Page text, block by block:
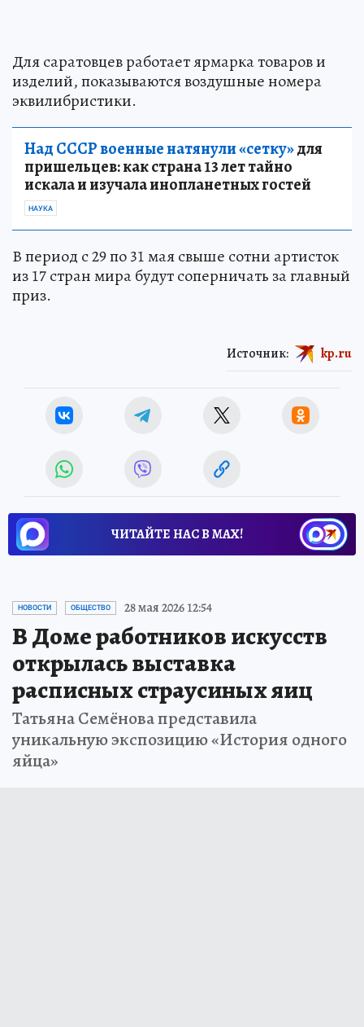
Для саратовцев работает ярмарка товаров и
изделий, показываются воздушные номера
эквилибристики.
Над СССР военные натянули «сетку» для
пришельцев: как страна 13 лет тайно
искала и изучала инопланетных гостей
В период с 29 по 31 мая свыше сотни артисток
из 17 стран мира будут соперничать за главный
приз.
28 мая 2026 12:54
В Доме работников искусств
открылась выставка
расписных страусиных яиц
Татьяна Семёнова представила
уникальную экспозицию «История одного
яйца»